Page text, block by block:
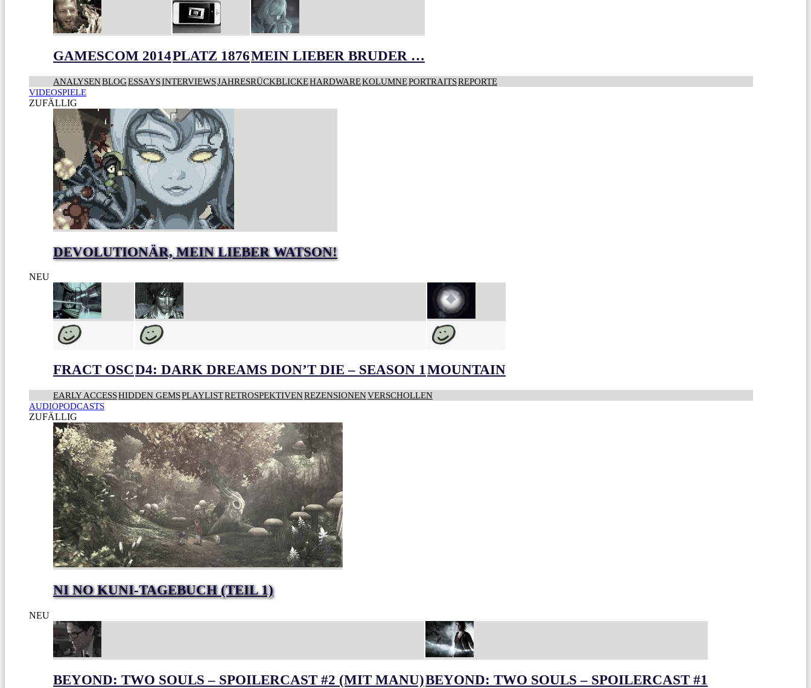
GAMESCOM 2014PLATZ 1876MEIN LIEBER BRUDER …
ANALYSENBLOGESSAYSINTERVIEWSJAHRESRÜCKBLICKEHARDWAREKOLUMNEPORTRAITSREPORTE
VIDEOSPIELE
ZUFÄLLIG
DEVOLUTIONÄR, MEIN LIEBER WATSON!
NEU
FRACT OSCD4: DARK DREAMS DON’T DIE – SEASON 1MOUNTAIN
EARLY ACCESSHIDDEN GEMSPLAYLISTRETROSPEKTIVENREZENSIONENVERSCHOLLEN
AUDIOPODCASTS
ZUFÄLLIG
NI NO KUNI-TAGEBUCH (TEIL 1)
NEU
BEYOND: TWO SOULS – SPOILERCAST #2 (MIT MANU)BEYOND: TWO SOULS – SPOILERCAST #1